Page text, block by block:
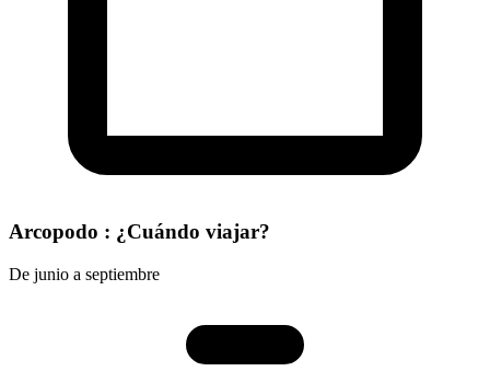
Arcopodo : ¿Cuándo viajar?
De junio a septiembre